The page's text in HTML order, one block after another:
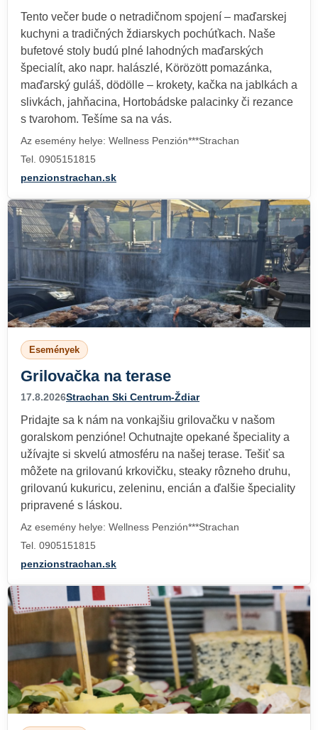
Tento večer bude o netradičnom spojení – maďarskej
kuchyni a tradičných ždiarskych pochúťkach. Naše
bufetové stoly budú plné lahodných maďarských
špecialít, ako napr. halászlé, Körözött pomazánka,
maďarský guláš, dödölle – krokety, kačka na jablkách a
slivkách, jahňacina, Hortobádske palacinky či rezance
s tvarohom. Tešíme sa na vás.
Az esemény helye: Wellness Penzión***Strachan
Tel. 0905151815
penzionstrachan.sk
Események
Grilovačka na terase
17.8.2026Strachan Ski Centrum-Ždiar
Pridajte sa k nám na vonkajšiu grilovačku v našom
goralskom penzióne! Ochutnajte opekané špeciality a
užívajte si skvelú atmosféru na našej terase. Tešiť sa
môžete na grilovanú krkovičku, steaky rôzneho druhu,
grilovanú kukuricu, zeleninu, encián a ďalšie špeciality
pripravené s láskou.
Az esemény helye: Wellness Penzión***Strachan
Tel. 0905151815
penzionstrachan.sk